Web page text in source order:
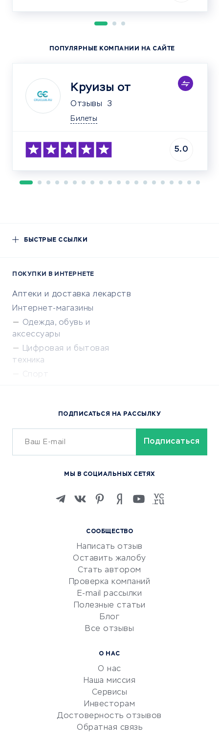
ПОПУЛЯРНЫЕ КОМПАНИИ НА САЙТЕ
Круизы от
Отзывы 3
Билеты
5.0
БЫСТРЫЕ ССЫЛКИ
ПОКУПКИ В ИНТЕРНЕТЕ
Аптеки и доставка лекарств
Интернет-магазины
Одежда, обувь и
аксессуары
Цифровая и бытовая
техника
Спорт
Сервисы доставки
ОБУЧЕНИЕ И РАБОТА
Изучение иностранных
Маркетинг и продажи
Репетиторство
Красота и здоровье
Сервисы по поиску работы
Сетевой маркетинг
УСЛУГИ ДЛЯ БИЗНЕСА
документооборот
Юридические компании
СООБЩЕСТВО
Написать отзыв
Оставить жалобу
Стать автором
Проверка компаний
E-mail рассылки
Полезные статьи
Блог
Все отзывы
О НАС
О нас
Наша миссия
Сервисы
Инвесторам
Достоверность отзывов
Обратная связь
ПОДПИСАТЬСЯ НА РАССЫЛКУ
МЫ В СОЦИАЛЬНЫХ СЕТЯХ